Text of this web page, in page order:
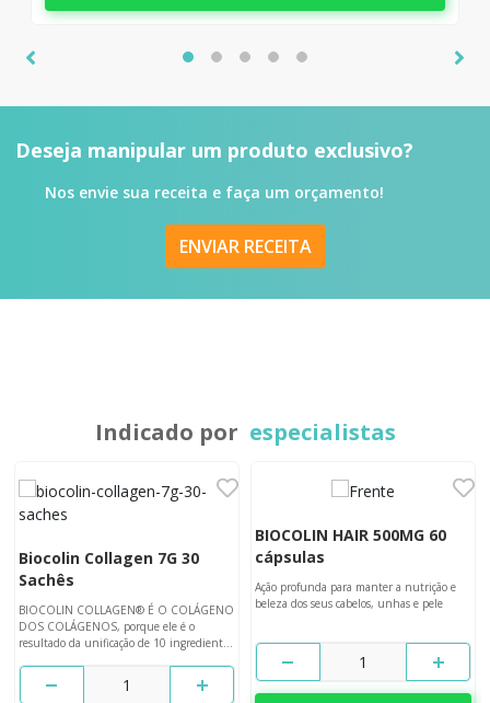
Deseja manipular um produto exclusivo?
Nos envie sua receita e faça um orçamento!
ENVIAR RECEITA
Indicado por especialistas
Biocolin Collagen 7G 30
Sachês
BIOCOLIN COLLAGEN® É O COLÁGENO
DOS COLÁGENOS, porque ele é o
resultado da unificação de 10 ingredientes
1
BIOCOLIN HAIR 500MG 60
cápsulas
Ação profunda para manter a nutrição e
beleza dos seus cabelos, unhas e pele
1